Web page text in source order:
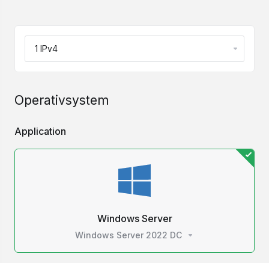
Operativsystem
Application
Windows Server
Windows Server 2022 DC